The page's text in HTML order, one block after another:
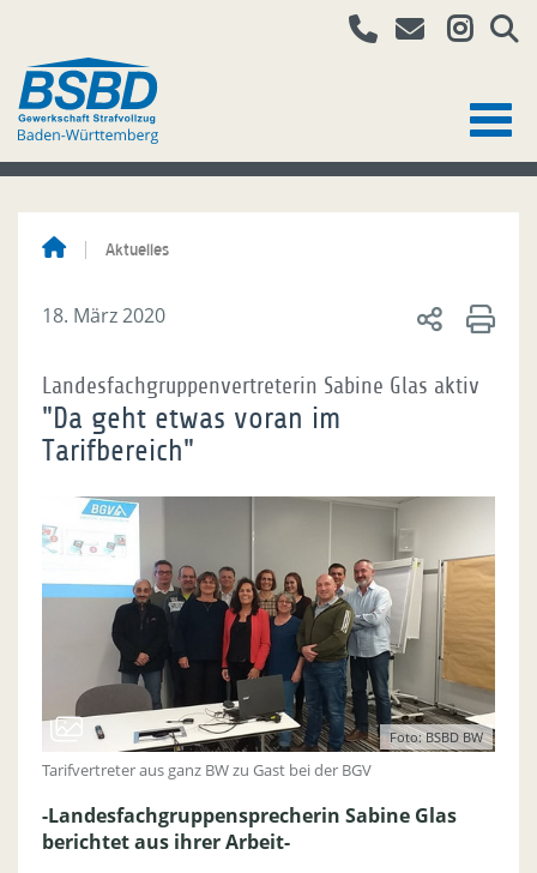
Aktuelles
18. März 2020
Landesfachgruppenvertreterin Sabine Glas aktiv
"Da geht etwas voran im
Tarifbereich"
Foto: BSBD BW
Tarifvertreter aus ganz BW zu Gast bei der BGV
-Landesfachgruppensprecherin Sabine Glas
berichtet aus ihrer Arbeit-